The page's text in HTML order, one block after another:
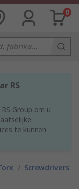
0
RS
Group om u
te kunnen
/ Screwdrivers